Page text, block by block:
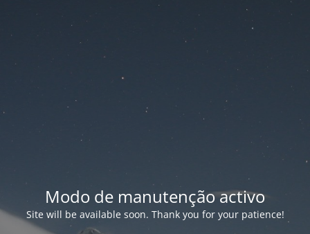
Modo de manutenção activo
Site will be available soon. Thank you for your patience!